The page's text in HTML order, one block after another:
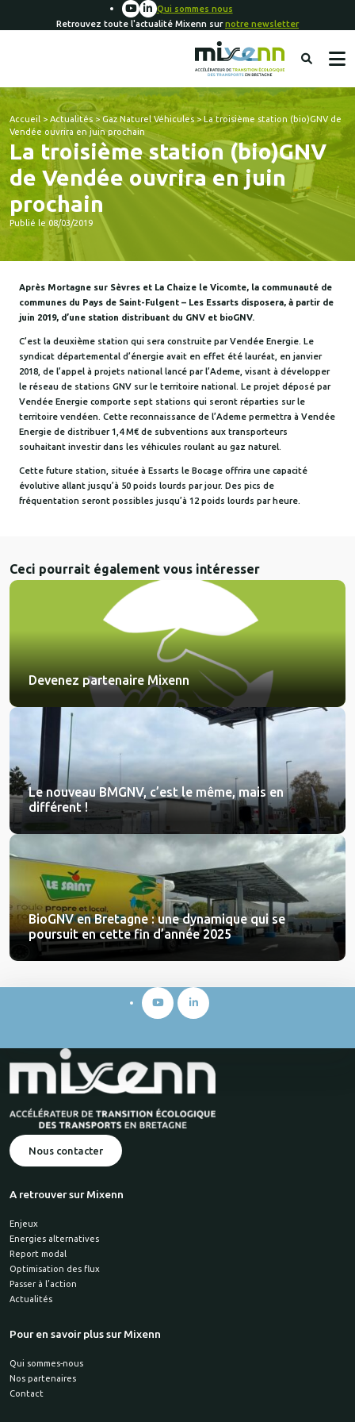
Qui sommes nous
Retrouvez toute l'actualité Mixenn surnotre newsletter
Accueil > Actualités > Gaz Naturel Véhicules> La troisième station (bio)GNV de
Vendée ouvrira en juin prochain
La troisième station (bio)GNV
de Vendée ouvrira en juin
prochain
Publié le 08/03/2019
Après Mortagne sur Sèvres et La Chaize le Vicomte, la communauté de
communes du Pays de Saint-Fulgent – Les Essarts disposera, à partir de
juin 2019, d’une station distribuant du GNV et bioGNV.
C’est la deuxième station qui sera construite par Vendée Energie. Le
syndicat départemental d’énergie avait en effet été lauréat, en janvier
2018, de l’appel à projets national lancé par l’Ademe, visant à développer
le réseau de stations GNV sur le territoire national. Le projet déposé par
Vendée Energie comporte sept stations qui seront réparties sur le
territoire vendéen. Cette reconnaissance de l’Ademe permettra à Vendée
Energie de distribuer 1,4 M€ de subventions aux transporteurs
souhaitant investir dans les véhicules roulant au gaz naturel.
Cette future station, située à Essarts le Bocage offrira une capacité
évolutive allant jusqu’à 50 poids lourds par jour. Des pics de
fréquentation seront possibles jusqu’à 12 poids lourds par heure.
Ceci pourrait également vous intéresser
Devenez partenaire Mixenn
Le nouveau BMGNV, c’est le même, mais en
différent !
BioGNV en Bretagne : une dynamique qui se
poursuit en cette fin d’année 2025
Nous contacter
A retrouver sur Mixenn
Enjeux
Energies alternatives
Report modal
Optimisation des flux
Passer à l’action
Actualités
Pour en savoir plus sur Mixenn
Qui sommes-nous
Nos partenaires
Contact